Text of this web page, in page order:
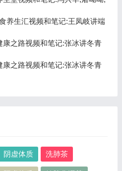
养生汇视频和笔记:王凤岐讲端
康之路视频和笔记:张冰讲冬青
康之路视频和笔记:张冰讲冬青
阴虚体质 洗肺茶